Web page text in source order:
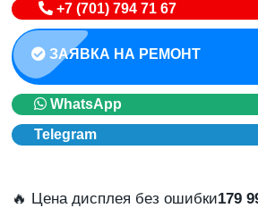
+7 (701) 794 71 67
ЗАЯВКА НА РЕМОНТ
WhatsApp
Telegram
🔥 Цена дисплея без ошибки179